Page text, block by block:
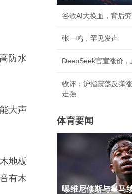
防水
大声
地板
有木
谷歌AI大换血，背后
张一鸣，罕见发声
DeepSeek官宣涨价，
收评：沪指震荡反弹
走强
体育要闻
曝维尼修斯与皇马